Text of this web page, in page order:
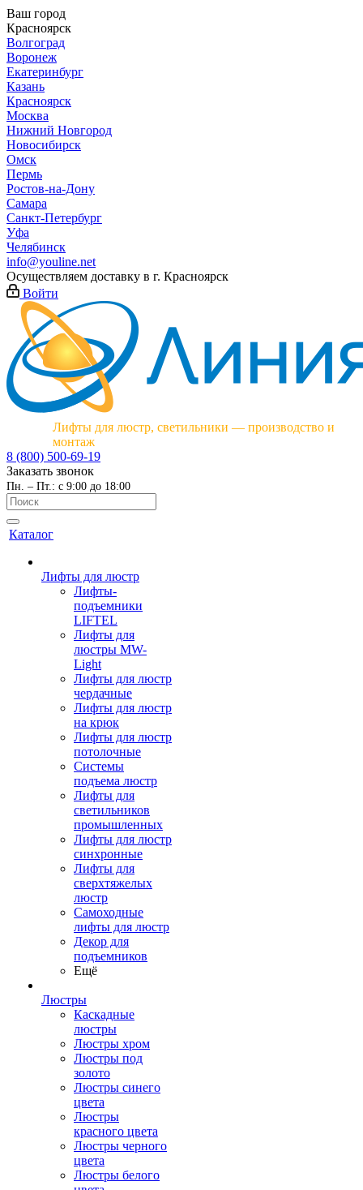
Ваш город
Красноярск
Волгоград
Воронеж
Екатеринбург
Казань
Красноярск
Москва
Нижний Новгород
Новосибирск
Омск
Пермь
Ростов-на-Дону
Самара
Санкт-Петербург
Уфа
Челябинск
info@youline.net
Осуществляем доставку в г. Красноярск
Войти
Лифты для люстр, светильники — производство и
монтаж
8 (800) 500-69-19
Заказать звонок
Пн. – Пт.: с 9:00 до 18:00
Каталог
Лифты для люстр
Лифты-
подъемники
LIFTEL
Лифты для
люстры MW-
Light
Лифты для люстр
чердачные
Лифты для люстр
на крюк
Лифты для люстр
потолочные
Системы
подъема люстр
Лифты для
светильников
промышленных
Лифты для люстр
синхронные
Лифты для
сверхтяжелых
люстр
Самоходные
лифты для люстр
Декор для
подъемников
Ещё
Люстры
Каскадные
люстры
Люстры хром
Люстры под
золото
Люстры синего
цвета
Люстры
красного цвета
Люстры черного
цвета
Люстры белого